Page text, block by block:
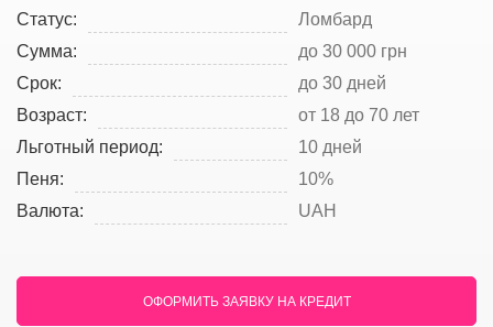
Статус:
Ломбард
Сумма:
до 30 000 грн
Срок:
до 30 дней
Возраст:
от 18 до 70 лет
Льготный период:
10 дней
Пеня:
10%
Валюта:
UAH
ОФОРМИТЬ ЗАЯВКУ НА КРЕДИТ